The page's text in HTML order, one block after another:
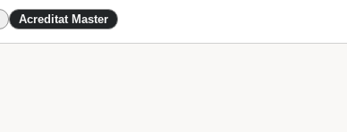
Acreditat Master